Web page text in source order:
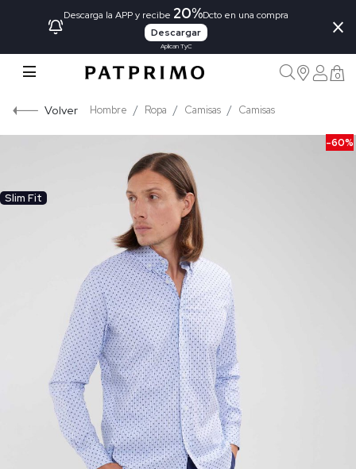
Descarga la APP y recibe 20%Dcto en una compra
Descargar
Aplican TyC
×
0
Volver Hombre Ropa Camisas Camisas
-60%
Slim Fit